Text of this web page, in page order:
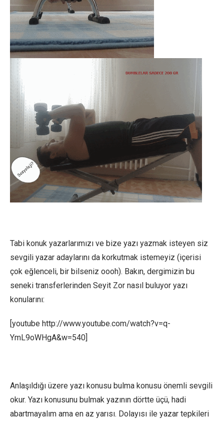
Tabi konuk yazarlarımızı ve bize yazı yazmak isteyen siz
sevgili yazar adaylarını da korkutmak istemeyiz (içerisi
çok eğlenceli, bir bilseniz oooh). Bakın, dergimizin bu
seneki transferlerinden Seyit Zor nasıl buluyor yazı
konularını:
[youtube http://www.youtube.com/watch?v=q-
YmL9oWHgA&w=540]
Anlaşıldığı üzere yazı konusu bulma konusu önemli sevgili
okur. Yazı konusunu bulmak yazının dörtte üçü, hadi
abartmayalım ama en az yarısı. Dolayısı ile yazar tepkileri